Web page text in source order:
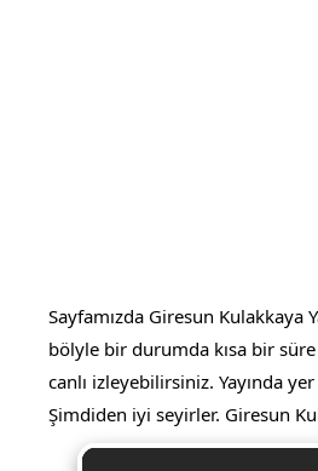
Sayfamızda Giresun Kulakkaya
bölyle bir durumda kısa bir süre
canlı izleyebilirsiniz. Yayında
Şimdiden iyi seyirler. Giresun